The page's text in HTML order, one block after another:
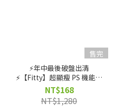
售完
⚡️年中最後破盤出清
⚡️【Fitty】超顯瘦 PS 機能運
動褲（剩 XL 號）
NT$168
NT$1,280